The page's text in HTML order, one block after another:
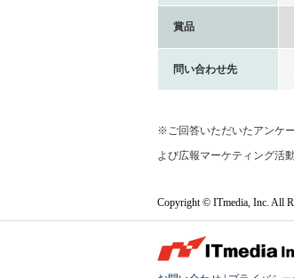
賞品
問い合わせ先
※ご回答いただいたアンケ
よび広報マーケティング活
Copyright © ITmedia, Inc. All